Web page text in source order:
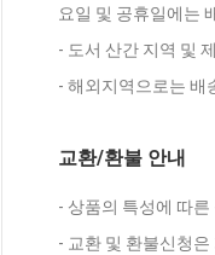
요일 및 공휴일에는
- 도서 산간 지역 및
- 해외지역으로는 배
교환/환불 안내
- 상품의 특성에 따
- 교환 및 환불신청